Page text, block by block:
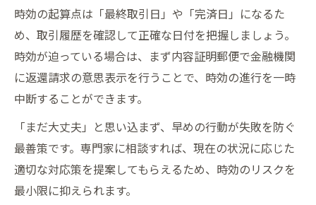
時効の起算点は「最終取引日」や「完済日」になるた
め、取引履歴を確認して正確な日付を把握しましょう。
時効が迫っている場合は、まず内容証明郵便で金融機関
に返還請求の意思表示を行うことで、時効の進行を一時
中断することができます。
「まだ大丈夫」と思い込まず、早めの行動が失敗を防ぐ
最善策です。専門家に相談すれば、現在の状況に応じた
適切な対応策を提案してもらえるため、時効のリスクを
最小限に抑えられます。